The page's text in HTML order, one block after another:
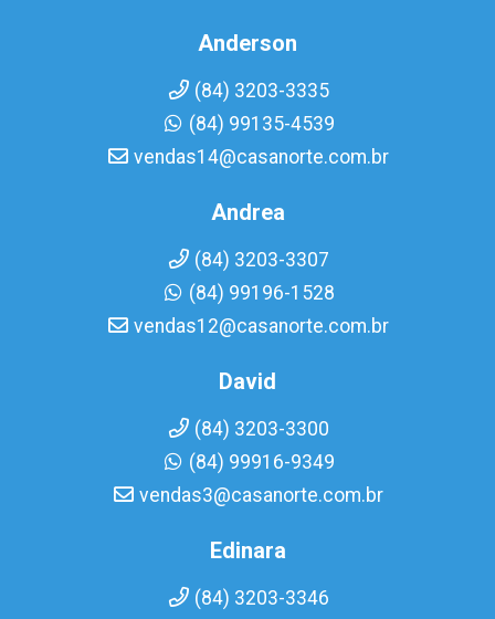
Anderson
(84) 3203-3335
(84) 99135-4539
vendas14@casanorte.com.br
Andrea
(84) 3203-3307
(84) 99196-1528
vendas12@casanorte.com.br
David
(84) 3203-3300
(84) 99916-9349
vendas3@casanorte.com.br
Edinara
(84) 3203-3346